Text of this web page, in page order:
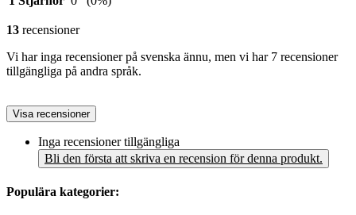
13 recensioner
Vi har inga recensioner på svenska ännu, men vi har 7 recensioner
tillgängliga på andra språk.
Visa recensioner
Inga recensioner tillgängliga
Bli den första att skriva en recension för denna produkt.
Populära kategorier: